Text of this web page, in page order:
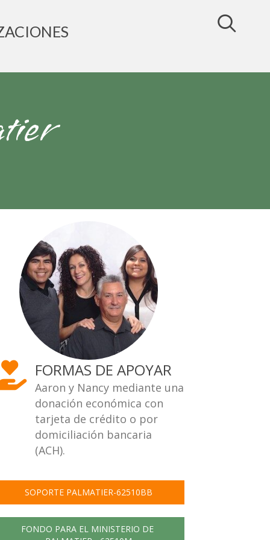
FORMAS DE APOYAR
Aaron y Nancy mediante una
donación económica con
tarjeta de crédito o por
domiciliación bancaria
(ACH).
SOPORTE PALMATIER-62510BB
FONDO PARA EL MINISTERIO DE